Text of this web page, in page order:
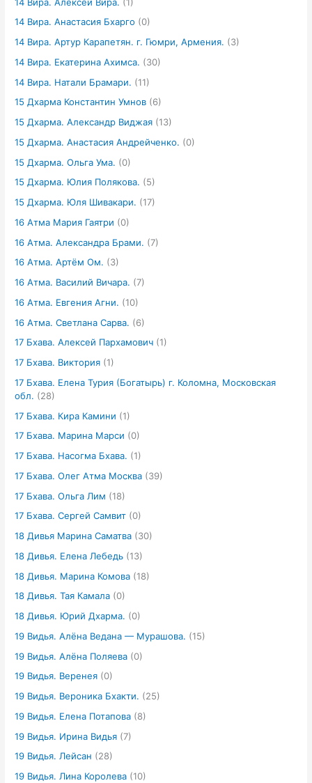
14 Вира. Анастасия Бхарго (0)
14 Вира. Артур Карапетян. г. Гюмри, Армения. (3)
14 Вира. Екатерина Ахимса. (30)
14 Вира. Натали Брамари. (11)
15 Дхарма Константин Умнов (6)
15 Дхарма. Александр Виджая (13)
15 Дхарма. Анастасия Андрейченко. (0)
15 Дхарма. Ольга Ума. (0)
15 Дхарма. Юлия Полякова. (5)
15 Дхарма. Юля Шивакари. (17)
16 Атма Мария Гаятри (0)
16 Атма. Александра Брами. (7)
16 Атма. Артём Ом. (3)
16 Атма. Василий Вичара. (7)
16 Атма. Евгения Агни. (10)
16 Атма. Светлана Сарва. (6)
17 Бхава. Алексей Пархамович (1)
17 Бхава. Виктория (1)
17 Бхава. Елена Турия (Богатырь) г. Коломна, Московская
обл. (28)
17 Бхава. Кира Камини (1)
17 Бхава. Марина Марси (0)
17 Бхава. Насогма Бхава. (1)
17 Бхава. Олег Атма Москва (39)
17 Бхава. Ольга Лим (18)
17 Бхава. Сергей Самвит (0)
18 Дивья Марина Саматва (30)
18 Дивья. Елена Лебедь (13)
18 Дивья. Марина Комова (18)
18 Дивья. Тая Камала (0)
18 Дивья. Юрий Дхарма. (0)
19 Видья. Алёна Ведана — Мурашова. (15)
19 Видья. Алёна Поляева (0)
19 Видья. Веренея (0)
19 Видья. Вероника Бхакти. (25)
19 Видья. Елена Потапова (8)
19 Видья. Ирина Видья (7)
19 Видья. Лейсан (28)
19 Видья. Лина Королева (10)